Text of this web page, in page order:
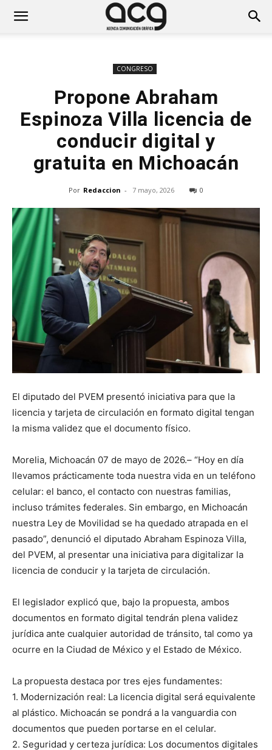
CONGRESO
Propone Abraham
Espinoza Villa licencia de
conducir digital y
gratuita en Michoacán
Por Redaccion - 7 mayo, 2026 0
El diputado del PVEM presentó iniciativa para que la
licencia y tarjeta de circulación en formato digital tengan
la misma validez que el documento físico.
Morelia, Michoacán 07 de mayo de 2026.– “Hoy en día
llevamos prácticamente toda nuestra vida en un teléfono
celular: el banco, el contacto con nuestras familias,
incluso trámites federales. Sin embargo, en Michoacán
nuestra Ley de Movilidad se ha quedado atrapada en el
pasado”, denunció el diputado Abraham Espinoza Villa,
del PVEM, al presentar una iniciativa para digitalizar la
licencia de conducir y la tarjeta de circulación.
El legislador explicó que, bajo la propuesta, ambos
documentos en formato digital tendrán plena validez
jurídica ante cualquier autoridad de tránsito, tal como ya
ocurre en la Ciudad de México y el Estado de México.
La propuesta destaca por tres ejes fundamentes:
1.⁠ ⁠Modernización real: La licencia digital será equivalente
al plástico. Michoacán se pondrá a la vanguardia con
documentos que pueden portarse en el celular.
2.⁠ ⁠Seguridad y certeza jurídica: Los documentos digitales